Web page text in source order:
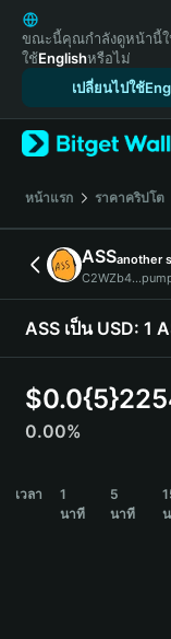
English
日本語
Tiếng Việt
Español
Türkçe
Français
Deutsch
简体中文
繁體中文
Português
Bahasa Indonesia
ภาษาไทย
Español
Español (Argentina)
ขณะนี้คุณกำลังดูหน้านี้
ใช้Englishหรือไม่
เปลี่ยนไปใช้
หน้าแรก ราคาคริปโต
ASS
ASS เป็น USD: 1
$
0.00%
เวลา
1
นาที
5
นาที